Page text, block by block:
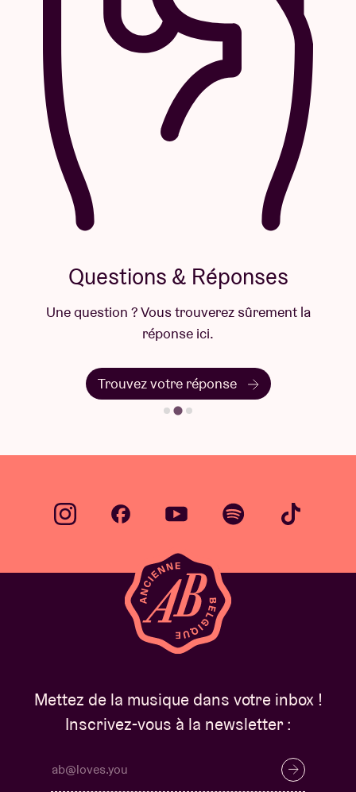
Questions & Réponses
Une question ? Vous trouverez sûrement la
réponse ici.
Trouvez votre réponse
Mettez de la musique dans votre inbox !
Inscrivez-vous à la newsletter :